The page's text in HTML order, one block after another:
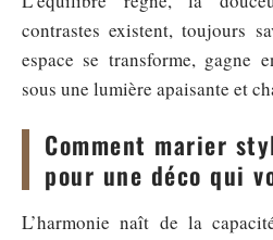
contrastes existent, toujours
espace se transforme, gagne
sous une lumière apaisante et
Comment marier
pour une déco qui
L’harmonie naît de la